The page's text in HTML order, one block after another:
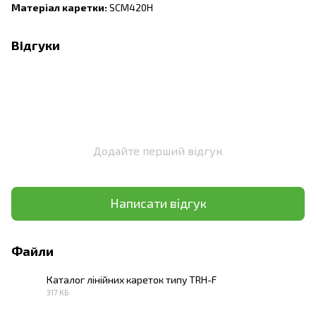
Матеріал каретки:SCM420H
Відгуки
Додайте перший відгук
Написати відгук
Файли
Каталог лінійних кареток типу TRH-F
317 КБ